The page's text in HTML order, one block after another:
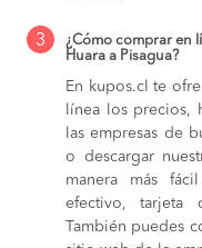
3
¿Cómo comprar en
Huara a Pisagua?
En kupos.cl te
línea los precios,
las empresas de
o descargar
manera más
efectivo, tarjeta
También puedes